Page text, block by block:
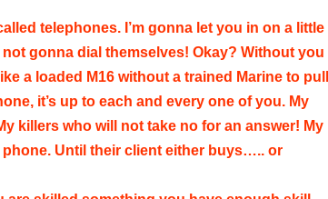
telephones. I’m gonna let you in on a little
gonna dial themselves! Okay? Without you
a loaded M16 without a trained Marine to pull
it’s up to each and every one of you. My
killers who will not take no for an answer! My
Until their client either buys….. or